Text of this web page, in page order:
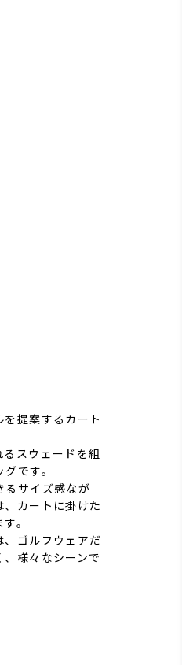
提案するカート
スウェードを組
です。
るサイズ感なが
カートに掛けた
。
ゴルフウェアだ
様々なシーンで